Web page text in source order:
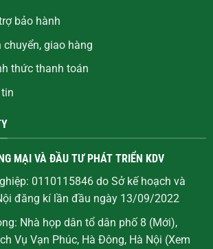
bảo hành
chuyển, giao hàng
thức thanh toán
MẠI VÀ ĐẦU TƯ PHÁT TRIỂN KDV
0110115846 do Sở kế hoạch và
đăng kí lần đầu ngày 13/09/2022
Nhà họp dân tổ dân phố 8 (Mới),
Vụ Vạn Phúc, Hà Đông, Hà Nội (Xem